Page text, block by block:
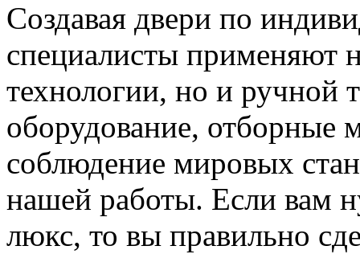
Создавая двери по
специалисты применяют
технологии, но и ручной
оборудование, отборные
соблюдение мировых
нашей работы. Если вам
люкс, то вы правильно